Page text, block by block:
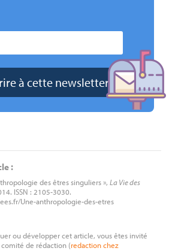
:
des êtres singuliers », La Vie des
ISSN : 2105-3030.
Une-anthropologie-des-etres
ou développer cet article, vous êtes invité
de rédaction (redactionchez